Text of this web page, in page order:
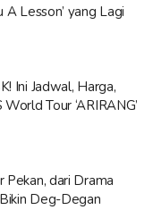
A Lesson’ yang Lagi
Ini Jadwal, Harga,
Tour ‘ARIRANG’
Pekan, dari Drama
Deg-Degan